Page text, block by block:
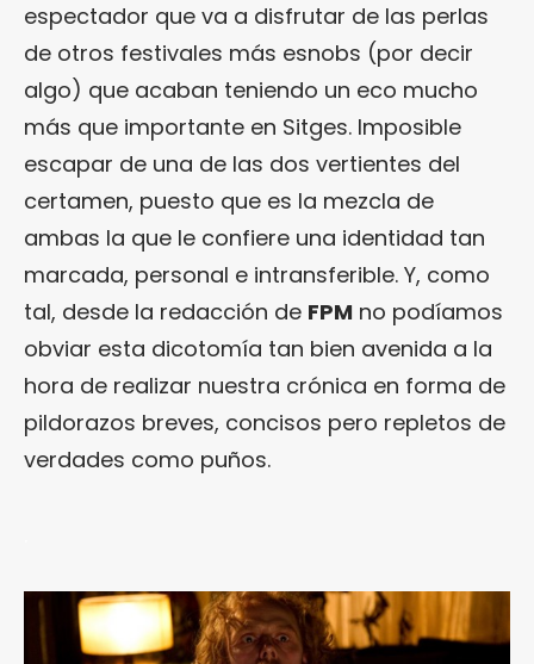
espectador que va a disfrutar de las perlas
de otros festivales más esnobs (por decir
algo) que acaban teniendo un eco mucho
más que importante en Sitges. Imposible
escapar de una de las dos vertientes del
certamen, puesto que es la mezcla de
ambas la que le confiere una identidad tan
marcada, personal e intransferible. Y, como
tal, desde la redacción de FPM no podíamos
obviar esta dicotomía tan bien avenida a la
hora de realizar nuestra crónica en forma de
pildorazos breves, concisos pero repletos de
verdades como puños.